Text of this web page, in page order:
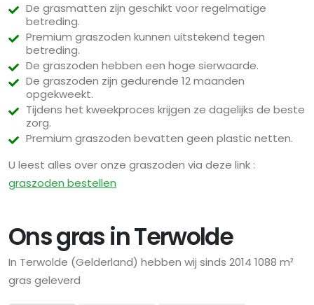
De grasmatten zijn geschikt voor regelmatige
betreding.
Premium graszoden kunnen uitstekend tegen
betreding.
De graszoden hebben een hoge sierwaarde.
De graszoden zijn gedurende 12 maanden
opgekweekt.
Tijdens het kweekproces krijgen ze dagelijks de beste
zorg.
Premium graszoden bevatten geen plastic netten.
U leest alles over onze graszoden via deze link :
graszoden bestellen
Ons gras in Terwolde
In Terwolde (Gelderland) hebben wij sinds 2014 1088 m²
gras geleverd